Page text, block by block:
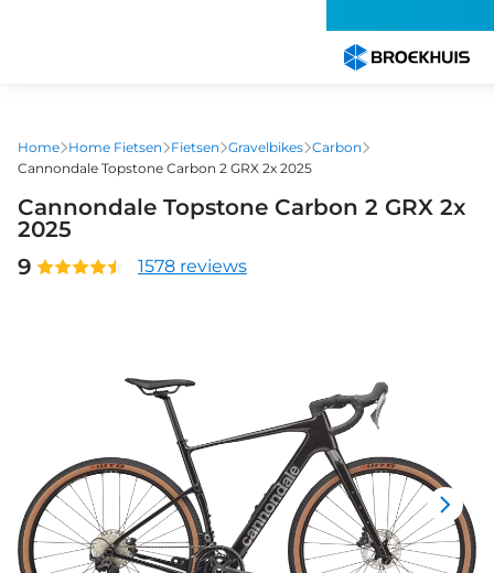
gaan
Home Home Fietsen Fietsen Gravelbikes Carbon
Cannondale Topstone Carbon 2 GRX 2x 2025
Cannondale Topstone Carbon 2 GRX 2x
2025
9
1578 reviews